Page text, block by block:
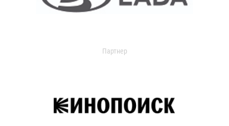
Партнер